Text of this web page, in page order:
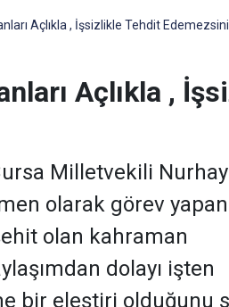
Açlıkla , İşsizlikle Tehdit
Açlıkla ,
Milletvekili
olarak görev
olan kahraman
dolayı işten
bir eleştiri olduğunu